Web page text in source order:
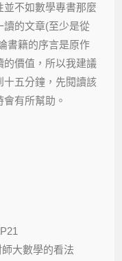
不如數學專書那麼
讀的文章(至少是從
書籍的序言是原作
的價值，所以我建議
十五分鐘，先閱讀該
有所幫助。
大數學的看法